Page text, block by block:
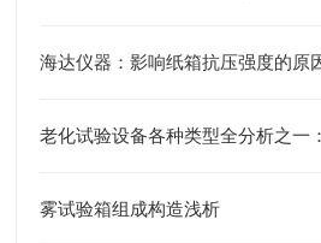
海达仪器：影响纸箱抗压强度的原
老化试验设备各种类型全分析之一
雾试验箱组成构造浅析